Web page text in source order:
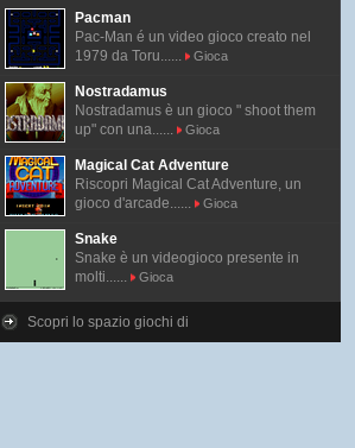
Pacman
Pac-Man é un video gioco creato nel
1979 da Toru......
Gioca
Nostradamus
Nostradamus è un gioco " shoot them
up" con una......
Gioca
Magical Cat Adventure
Riscopri Magical Cat Adventure, un
gioco d'arcade......
Gioca
Snake
Snake è un videogioco presente in
molti......
Gioca
Scopri lo spazio giochi di